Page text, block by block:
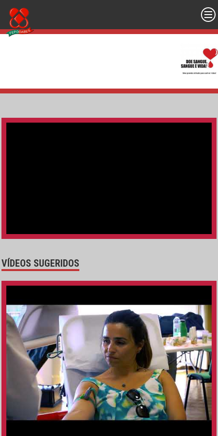
VÍDEOS SUGERIDOS